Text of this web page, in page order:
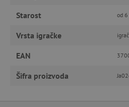
Starost od
Vrsta igračke
EAN
Šifra proizvoda